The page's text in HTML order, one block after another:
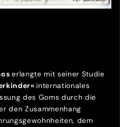
erlangte mit seiner Studie
internationales
des Goms durch die
den Zusammenhang
dem